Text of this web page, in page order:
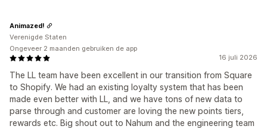
16 juli 2026
The LL team have been excellent in our transition from Square
to Shopify. We had an existing loyalty system that has been
made even better with LL, and we have tons of new data to
parse through and customer are loving the new points tiers,
rewards etc. Big shout out to Nahum and the engineering team
Animazed!
Verenigde Staten
Ongeveer 2 maanden gebruiken de app